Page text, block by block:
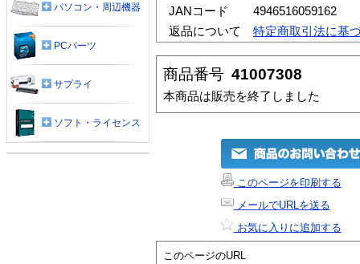
JANコード
4946516059162
返品について
特定商取引法に基
商品番号 41007308
本商品は販売を終了しました
このページを印刷する
メールでURLを送る
お気に入りに追加する
このページのURL
パソコン・周辺機器
PCパーツ
サプライ
ソフト・ライセンス